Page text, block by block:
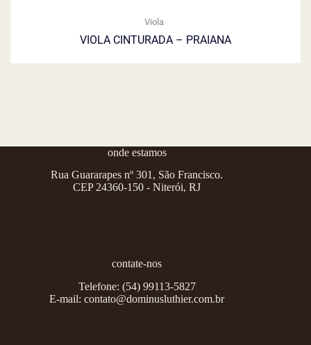
Viola
VIOLA CINTURADA – PRAIANA
onde estamos
Rua Guararapes nº 301, São Francisco.
CEP 24360-150 - Niterói, RJ
contate-nos
Telefone: (54) 99113-5827
E-mail:contato@dominusluthier.com.br